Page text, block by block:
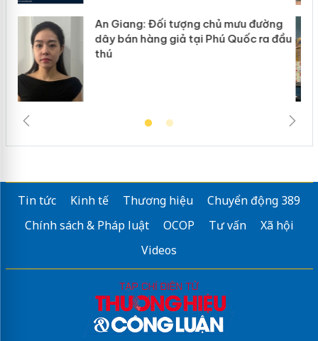
Cà Mau: Tiêu hủy công khai hàng
ngàn sản phẩm nhập lậu, bảo vệ môi
trường kinh doanh
Tin tức Kinh tế Thương hiệu
Chuyển động 389
Chính sách & Pháp luật
OCOP Tư vấn
Xã hội
Videos